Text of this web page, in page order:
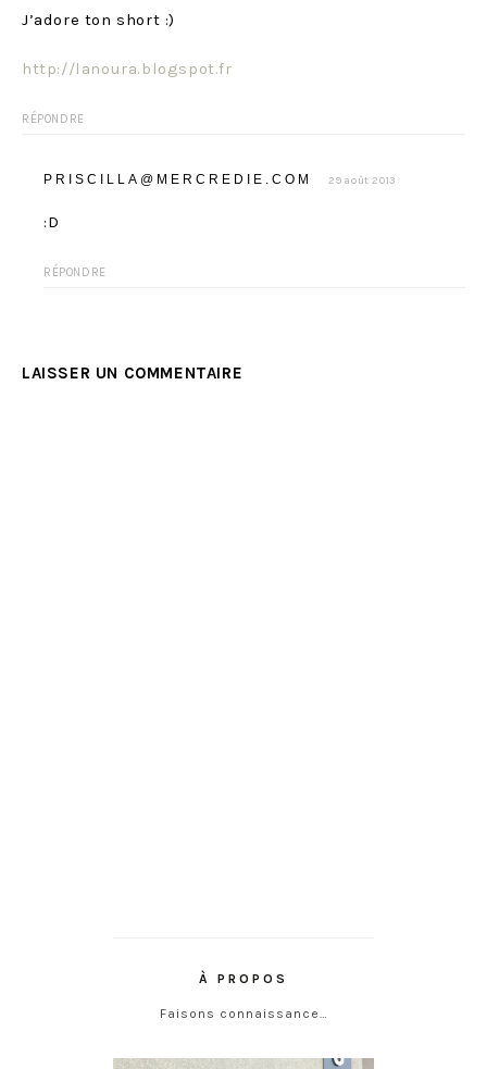
J’adore ton short :)
http://lanoura.blogspot.fr
RÉPONDRE
PRISCILLA@MERCREDIE.COM 29 août 2013
:D
RÉPONDRE
LAISSER UN COMMENTAIRE
À PROPOS
Faisons connaissance…